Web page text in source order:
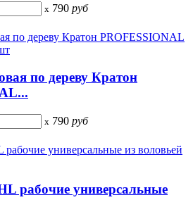
x 790 руб
по дереву Кратон
x 790 руб
рабочие универсальные